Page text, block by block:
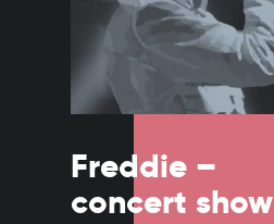
Freddie –
concert show